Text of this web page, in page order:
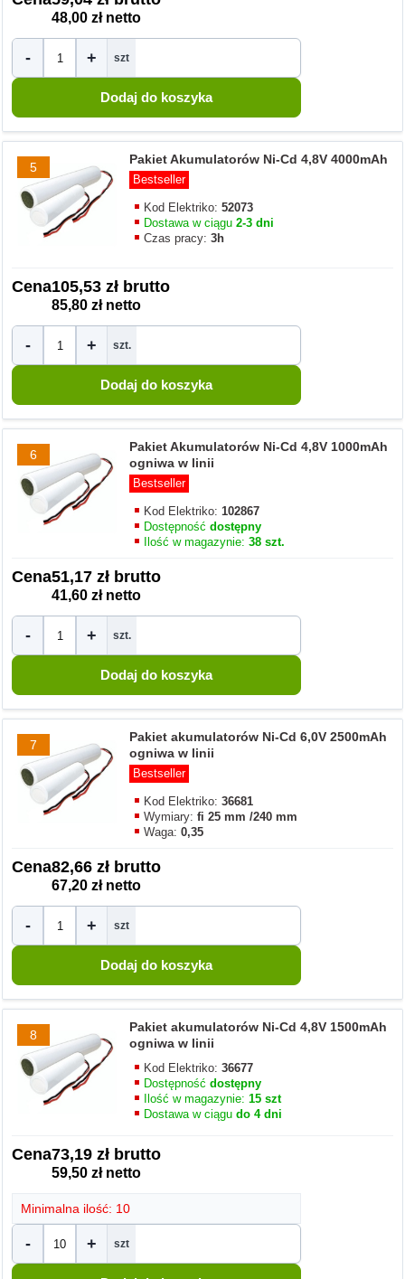
48,00 zł netto
- + szt
5
Pakiet Akumulatorów Ni-Cd 4,8V 4000mAh
Bestseller
Kod Elektriko:52073
Dostawa w ciągu2-3 dni
Czas pracy:3h
Cena105,53 zł brutto
85,80 zł netto
- + szt.
6
Pakiet Akumulatorów Ni-Cd 4,8V 1000mAh
ogniwa w linii
Bestseller
Kod Elektriko:102867
Dostępnośćdostępny
Ilość w magazynie:38 szt.
Cena51,17 zł brutto
41,60 zł netto
- + szt.
7
Pakiet akumulatorów Ni-Cd 6,0V 2500mAh
ogniwa w linii
Bestseller
Kod Elektriko:36681
Wymiary:fi 25 mm /240 mm
Waga:0,35
Cena82,66 zł brutto
67,20 zł netto
- + szt
8
Pakiet akumulatorów Ni-Cd 4,8V 1500mAh
ogniwa w linii
Kod Elektriko:36677
Dostępnośćdostępny
Ilość w magazynie:15 szt
Dostawa w ciągudo 4 dni
Cena73,19 zł brutto
59,50 zł netto
Minimalna ilość: 10
- + szt